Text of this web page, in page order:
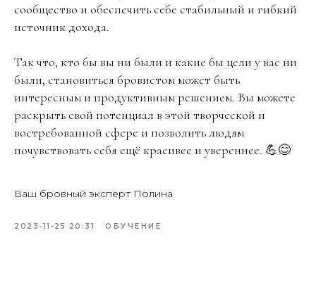
сообщество и обеспечить себе стабильный и гибкий
источник дохода.
Так что, кто бы вы ни были и какие бы цели у вас ни
были, становиться бровистом может быть
интересным и продуктивным решением. Вы можете
раскрыть свой потенциал в этой творческой и
востребованной сфере и позволить людям
почувствовать себя ещё красивее и увереннее. 💪😊
Ваш бровный эксперт Полина
2023-11-25 20:31 ОБУЧЕНИЕ